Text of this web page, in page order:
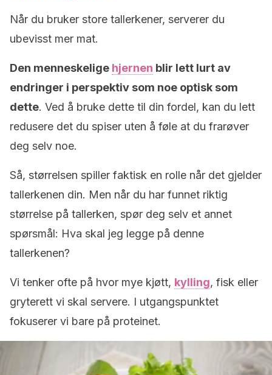
Når du bruker store tallerkener, serverer du
ubevisst mer mat.
Den menneskelige hjernen blir lett lurt av
endringer i perspektiv som noe optisk som
dette. Ved å bruke dette til din fordel, kan du lett
redusere det du spiser uten å føle at du frarøver
deg selv noe.
Så, størrelsen spiller faktisk en rolle når det gjelder
tallerkenen din. Men når du har funnet riktig
størrelse på tallerken, spør deg selv et annet
spørsmål: Hva skal jeg legge på denne
tallerkenen?
Vi tenker ofte på hvor mye kjøtt, kylling, fisk eller
gryterett vi skal servere. I utgangspunktet
fokuserer vi bare på proteinet.